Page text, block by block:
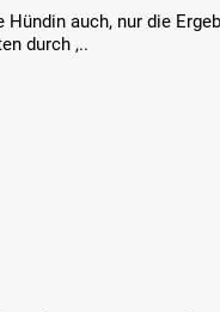
auch, nur die
durch ,..